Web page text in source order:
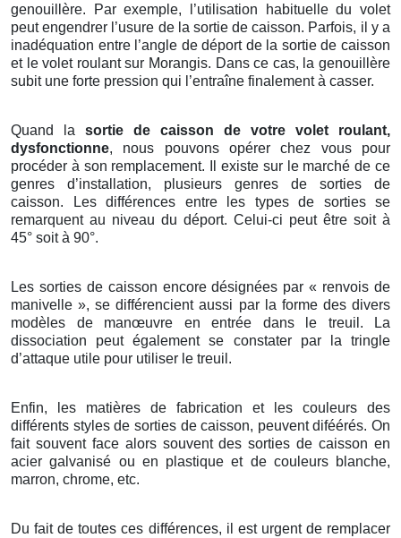
genouillère. Par exemple, l’utilisation habituelle du volet
peut engendrer l’usure de la sortie de caisson. Parfois, il y a
inadéquation entre l’angle de déport de la sortie de caisson
et le volet roulant sur Morangis. Dans ce cas, la genouillère
subit une forte pression qui l’entraîne finalement à casser.
Quand la sortie de caisson de votre volet roulant,
dysfonctionne, nous pouvons opérer chez vous pour
procéder à son remplacement. Il existe sur le marché de ce
genres d’installation, plusieurs genres de sorties de
caisson. Les différences entre les types de sorties se
remarquent au niveau du déport. Celui-ci peut être soit à
45° soit à 90°.
Les sorties de caisson encore désignées par « renvois de
manivelle », se différencient aussi par la forme des divers
modèles de manœuvre en entrée dans le treuil. La
dissociation peut également se constater par la tringle
d’attaque utile pour utiliser le treuil.
Enfin, les matières de fabrication et les couleurs des
différents styles de sorties de caisson, peuvent diféérés. On
fait souvent face alors souvent des sorties de caisson en
acier galvanisé ou en plastique et de couleurs blanche,
marron, chrome, etc.
Du fait de toutes ces différences, il est urgent de remplacer